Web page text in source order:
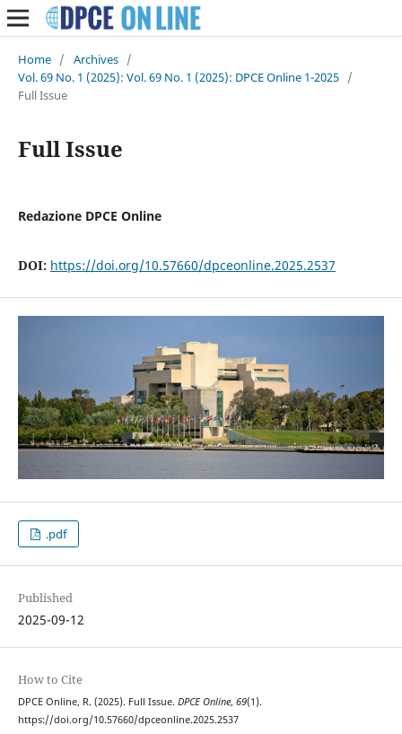
Home / Archives /
Vol. 69 No. 1 (2025): Vol. 69 No. 1 (2025): DPCE Online 1-2025 /
Full Issue
Full Issue
Redazione DPCE Online
DOI: https://doi.org/10.57660/dpceonline.2025.2537
.pdf
Published
2025-09-12
How to Cite
DPCE Online, R. (2025). Full Issue. DPCE Online, 69(1).
https://doi.org/10.57660/dpceonline.2025.2537